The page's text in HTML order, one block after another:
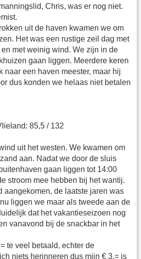
Chris, was er nog niet.
uit de haven kwamen we om
Het was een rustige zeil dag met
met weinig wind. We zijn in de
gaan liggen. Meerdere keren
naar een haven meester, maar hij
dus konden we helaas niet betalen
85,5 / 132
uit het westen. We kwamen om
aan. Nadat we door de sluis
gaan liggen tot 14:00
stroom mee hebben bij het wantij.
aangekomen, de laatste jaren was
liggen we maar als tweede aan de
dat het vakantieseizoen nog
vanavond bij de snackbar in het
te veel betaald, echter de
niets herinneren dus mijn € 3,= is